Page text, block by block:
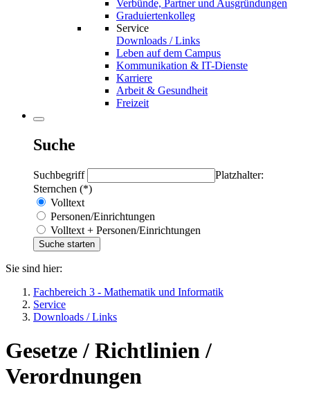
Verbünde, Partner und Ausgründungen
Graduiertenkolleg
Service
Downloads / Links
Leben auf dem Campus
Kommunikation & IT-Dienste
Karriere
Arbeit & Gesundheit
Freizeit
Suche
Suchbegriff
Platzhalter:
Sternchen (*)
Volltext
Personen/Einrichtungen
Volltext + Personen/Einrichtungen
Sie sind hier:
Fachbereich 3 - Mathematik und Informatik
Service
Downloads / Links
Gesetze / Richtlinien /
Verordnungen